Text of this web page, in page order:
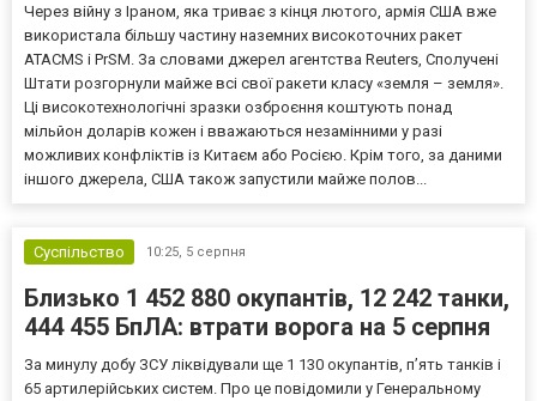
Через війну з Іраном, яка триває з кінця лютого, армія США вже
використала більшу частину наземних високоточних ракет
ATACMS і PrSM. За словами джерел агентства Reuters, Сполучені
Штати розгорнули майже всі свої ракети класу «земля – земля».
Ці високотехнологічні зразки озброєння коштують понад
мільйон доларів кожен і вважаються незамінними у разі
можливих конфліктів із Китаєм або Росією. Крім того, за даними
іншого джерела, США також запустили майже полов...
Суспільство 10:25, 5 серпня
Близько 1 452 880 окупантів, 12 242 танки,
444 455 БпЛА: втрати ворога на 5 серпня
За минулу добу ЗСУ ліквідували ще 1 130 окупантів, пʼять танків і
65 артилерійських систем. Про це повідомили у Генеральному